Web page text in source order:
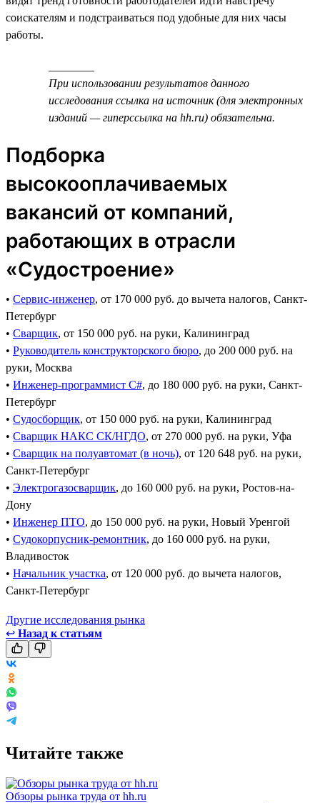
соискателям и подстраиваться под удобные для них часы
работы.
При использовании результатов данного
исследования ссылка на источник (для электронных
изданий — гиперссылка на hh.ru) обязательна.
Подборка
высокооплачиваемых
вакансий от компаний,
работающих в отрасли
«Судостроение»
• Сервис-инженер, от 170 000 руб. до вычета налогов, Санкт-
Петербург
• Сварщик, от 150 000 руб. на руки, Калининград
• Руководитель конструкторского бюро, до 200 000 руб. на
руки, Москва
• Инженер-программист C#, до 180 000 руб. на руки, Санкт-
Петербург
• Судосборщик, от 150 000 руб. на руки, Калининград
• Сварщик НАКС СК/НГДО, от 270 000 руб. на руки, Уфа
• Сварщик на полуавтомат (в ночь), от 120 648 руб. на руки,
Санкт-Петербург
• Электрогазосварщик, до 160 000 руб. на руки, Ростов-на-
Дону
• Инженер ПТО, до 150 000 руб. на руки, Новый Уренгой
• Судокорпусник-ремонтник, до 160 000 руб. на руки,
Владивосток
• Начальник участка, от 120 000 руб. до вычета налогов,
Санкт-Петербург
Другие исследования рынка
↩ Назад к статьям
Читайте также
Обзоры рынка труда от hh.ru